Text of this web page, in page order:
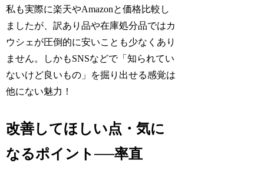
私も実際に楽天やAmazonと価格比較し
ましたが、訳あり品や在庫処分品ではカ
ウシェが圧倒的に安いことも少なくあり
ません。しかもSNSなどで「知られてい
ないけど良いもの」を掘り出せる感覚は
他にない魅力！
改善してほしい点・気に
なるポイント──率直